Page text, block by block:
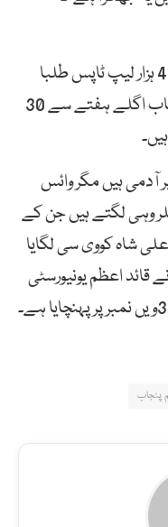
وزیر تعلیم نے بتایا کہ مریم نواز جلد 40 ہزار لیپ ٹاپس طلبا
میں تقسیم کریں گی اور وزیراعلی پنجاب اگلے ہفتے سے 30
آدمی ہیں مگر وائس
وہی لگتے ہیں جن کے
شاہ کووی سی لگایا
قائد اعظم یونیورسٹی
پنجاب